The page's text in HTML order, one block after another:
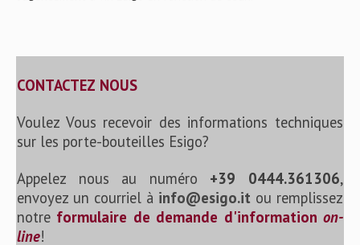
CONTACTEZ NOUS
Voulez Vous recevoir des informations techniques
sur les porte-bouteilles Esigo?
Appelez nous au numéro +39 0444.361306,
envoyez un courriel à info@esigo.it ou remplissez
notre formulaire de demande d'informationon-
line!